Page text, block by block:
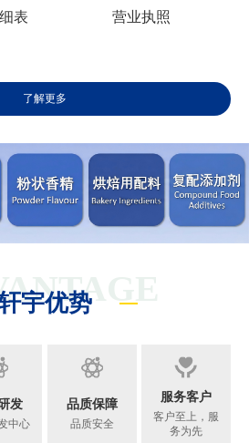
表 营业执照
了解更多
宇优势
发
中心
品质保障
品质安全
服务客户
客户至上，服
务为先